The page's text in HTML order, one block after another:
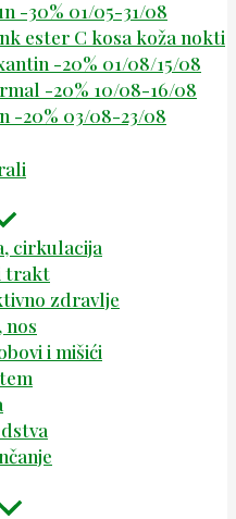
-30% 01/05-31/08
ester C kosa koža nokti
-20% 01/08/15/08
-20% 10/08-16/08
-20% 03/08-23/08
cirkulacija
trakt
zdravlje
nos
i mišići